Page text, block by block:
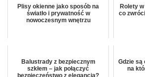
Plisy okienne jako sposób na
światło i prywatność w
nowoczesnym wnętrzu
Rolety
co
Balustrady z bezpiecznym
szkłem – jak połączyć
bezpieczeństwo z elegancją?
Gdzie są
na